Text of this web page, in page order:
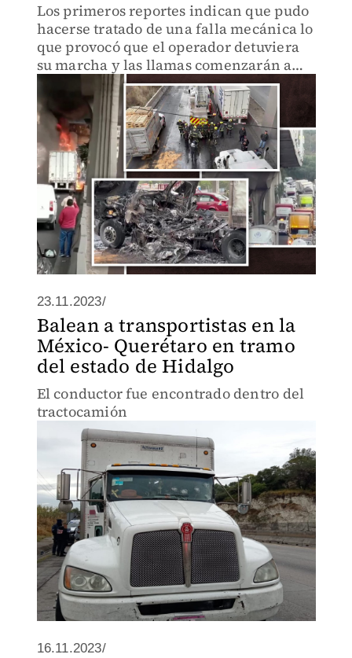
Los primeros reportes indican que pudo
hacerse tratado de una falla mecánica lo
que provocó que el operador detuviera
su marcha y las llamas comenzarán a
arder.
23.11.2023/
Balean a transportistas en la
México- Querétaro en tramo
del estado de Hidalgo
El conductor fue encontrado dentro del
tractocamión
16.11.2023/